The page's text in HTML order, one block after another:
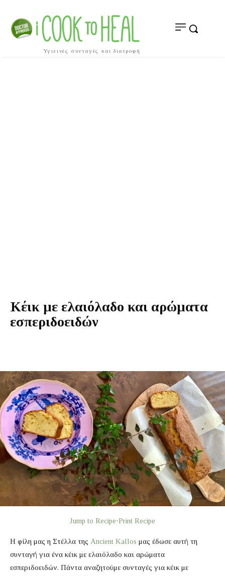
Υγιεινές συνταγές και διατροφή
Κέικ με ελαιόλαδο και αρώματα
εσπεριδοειδών
Jump to Recipe·Print Recipe
Η φίλη μας η Στέλλα της Ancient Kallos μας έδωσε αυτή τη
συνταγή για ένα κέικ με ελαιόλαδο και αρώματα
εσπεριδοειδών. Πάντα αναζητούμε συνταγές για κέικ με